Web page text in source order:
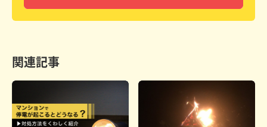
関連記事